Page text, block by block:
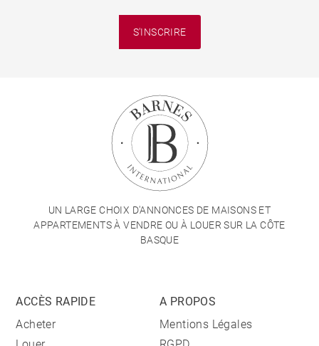
S'INSCRIRE
UN LARGE CHOIX D'ANNONCES DE MAISONS ET
APPARTEMENTS À VENDRE OU À LOUER SUR LA CÔTE
BASQUE
ACCÈS RAPIDE
Acheter
A PROPOS
Mentions Légales